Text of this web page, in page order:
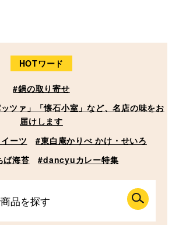
HOTワード
#鍋の取り寄せ
ツァ」「懐石小室」など、名店の味をお
届けします
ーツ
#東白庵かりべ かけ・せいろ
ば海苔
#dancyuカレー特集